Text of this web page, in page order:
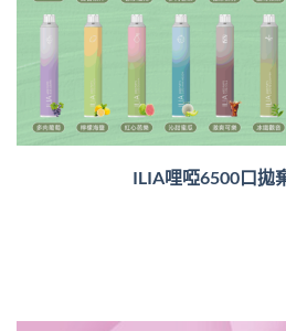
ILIA哩啞6500口拋